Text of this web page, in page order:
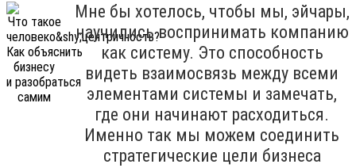
Мне бы хотелось, чтобы мы, эйчары,
научились воспринимать компанию
как систему. Это способность
видеть взаимосвязь между всеми
элементами системы и замечать,
где они начинают расходиться.
Именно так мы можем соединить
стратегические цели бизнеса